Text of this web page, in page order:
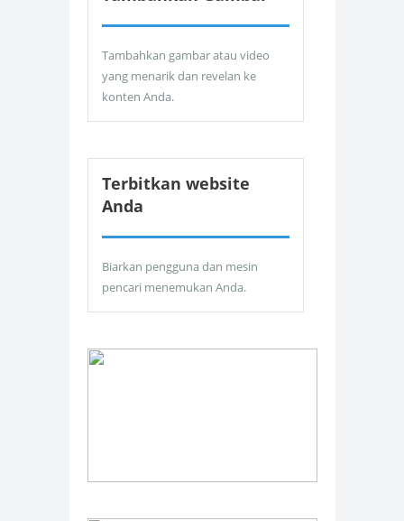
Tambahkan gambar atau video
yang menarik dan revelan ke
konten Anda.
Terbitkan website
Anda
Biarkan pengguna dan mesin
pencari menemukan Anda.